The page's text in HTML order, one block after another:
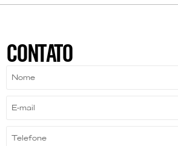
CONTATO